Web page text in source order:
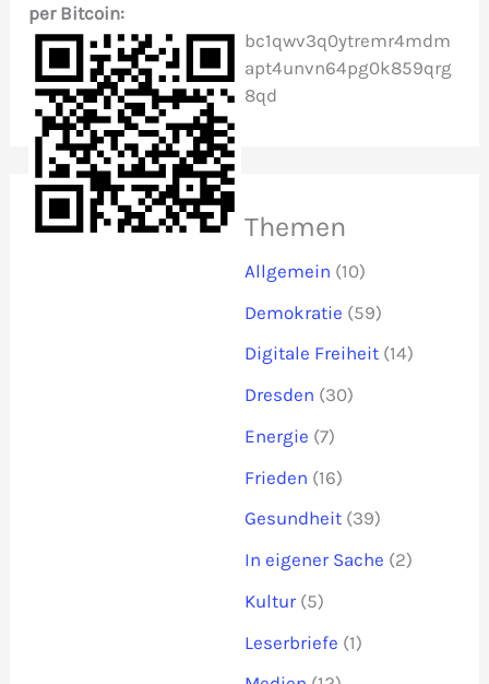
:per Bitcoin:
bc1qwv3q0ytremr4mdm
apt4unvn64pg0k859qrg
8qd
Themen
Allgemein (10)
Demokratie (59)
Digitale Freiheit (14)
Dresden (30)
Energie (7)
Frieden (16)
Gesundheit (39)
In eigener Sache (2)
Kultur (5)
Leserbriefe (1)